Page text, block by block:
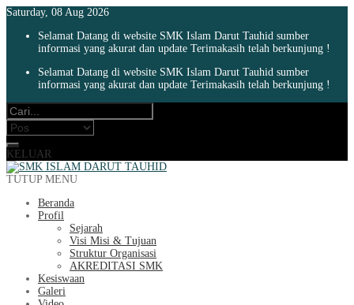
Saturday, 08 Aug 2026
Selamat Datang di website SMK Islam Darut Tauhid sumber
informasi yang akurat dan update Terimakasih telah berkunjung !
Selamat Datang di website SMK Islam Darut Tauhid sumber
informasi yang akurat dan update Terimakasih telah berkunjung !
KELUAR
TUTUP MENU
Beranda
Profil
Sejarah
Visi Misi & Tujuan
Struktur Organisasi
AKREDITASI SMK
Kesiswaan
Galeri